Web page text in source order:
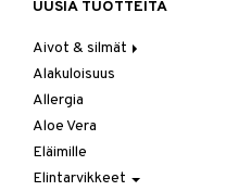
UUSIA TUOTTEITA
Aivot & silmät
Muisti
Rasvahapot
Silmät
Alakuloisuus
Allergia
Aloe Vera
Eläimille
Elintarvikkeet